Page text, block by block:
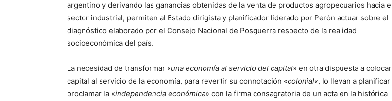
argentino y derivando las ganancias obtenidas de la venta de productos agropecuarios hacia el
sector industrial, permiten al Estado dirigista y planificador liderado por Perón actuar sobre el
diagnóstico elaborado por el Consejo Nacional de Posguerra respecto de la realidad
socioeconómica del país.
La necesidad de transformar «una economía al servicio del capital» en otra dispuesta a
capital al servicio de la economía, para revertir su connotación «colonial«, lo llevan a planificar
proclamar la «independencia económica» con la firma consagratoria de un acta en la histórica